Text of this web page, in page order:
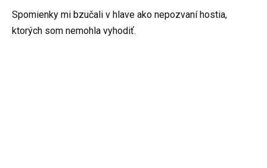
Spomienky mi bzučali v hlave ako nepozvaní hostia,
ktorých som nemohla vyhodiť.